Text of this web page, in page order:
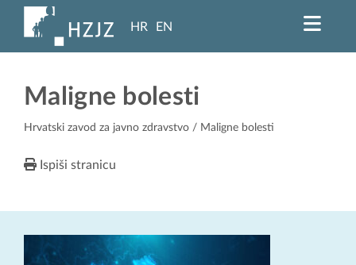
HR EN
Maligne bolesti
Hrvatski zavod za javno zdravstvo / Maligne bolesti
Ispiši stranicu